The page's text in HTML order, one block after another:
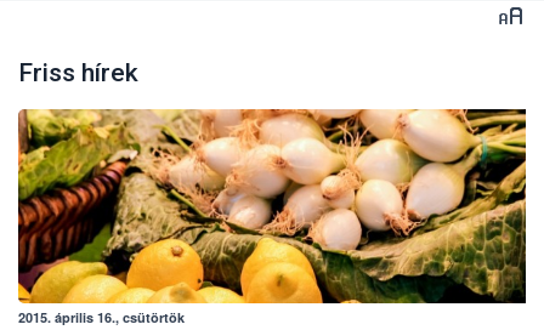
Friss hírek
2015. április 16., csütörtök